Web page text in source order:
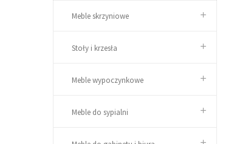
Meble skrzyniowe
Stoły i krzesła
Meble wypoczynkowe
Meble do sypialni